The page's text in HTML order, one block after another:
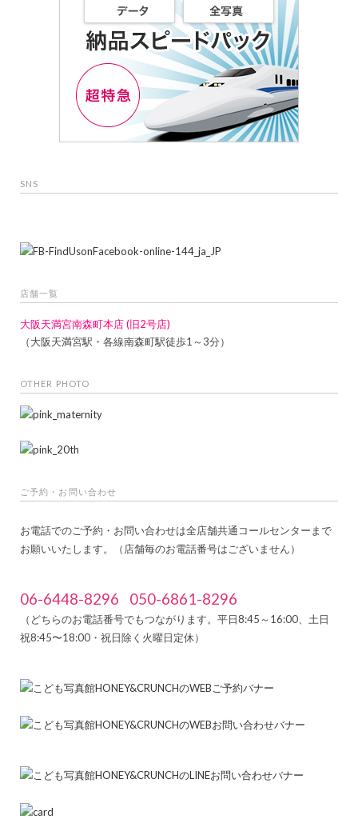
SNS
店舗一覧
大阪天満宮南森町本店 (旧2号店)
（大阪天満宮駅・各線南森町駅徒歩1～3分）
OTHER PHOTO
ご予約・お問い合わせ
お電話でのご予約・お問い合わせは全店舗共通コールセンターまで
お願いいたします。（店舗毎のお電話番号はございません）
06-6448-8296 050-6861-8296
（どちらのお電話番号でもつながります。平日8:45～16:00、土日
祝8:45〜18:00・祝日除く火曜日定休）